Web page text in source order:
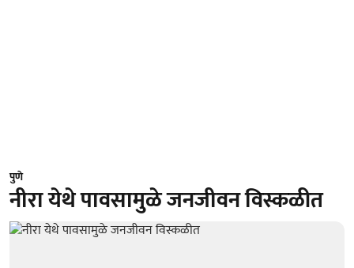
पुणे
नीरा येथे पावसामुळे जनजीवन विस्कळीत